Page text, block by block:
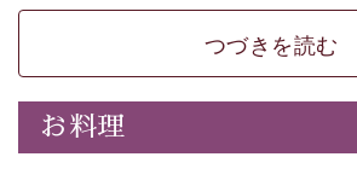
た。
日頃なかなか言えない感謝の気持ちを
てみてはいかがでしょうか。
-----------【安心への取り組み】----------
個室料亭、貸切風呂のご利用が可能
つづきを読む
お料理